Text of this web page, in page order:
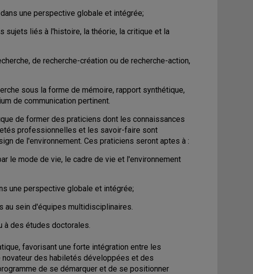
une perspective globale et intégrée;
sujets liés à l'histoire, la théorie, la critique et la
de recherche-création ou de recherche-action,
sous la forme de mémoire, rapport synthétique,
de communication pertinent.
de former des praticiens dont les connaissances
professionnelles et les savoir-faire sont
de l'environnement. Ces praticiens seront aptes à :
le mode de vie, le cadre de vie et l'environnement
une perspective globale et intégrée;
au sein d'équipes multidisciplinaires.
à des études doctorales.
favorisant une forte intégration entre les
des habiletés développées et des
de se démarquer et de se positionner